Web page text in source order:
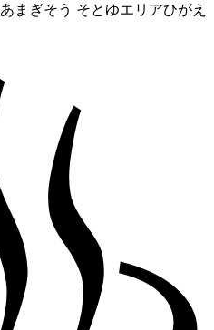
あまぎそう そとゆエリアひがえ